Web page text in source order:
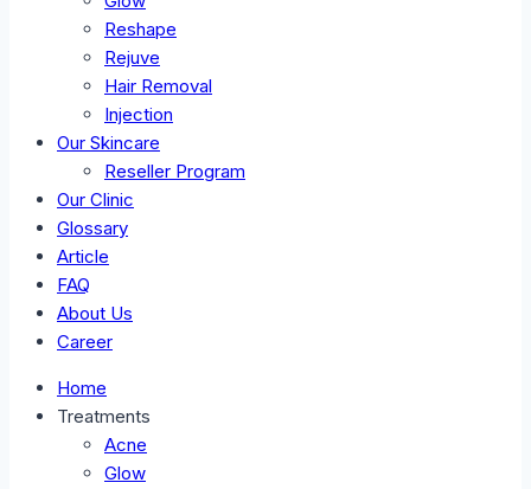
Reshape
Rejuve
Hair Removal
Injection
Our Skincare
Reseller Program
Our Clinic
Glossary
Article
FAQ
About Us
Career
Home
Treatments
Acne
Glow